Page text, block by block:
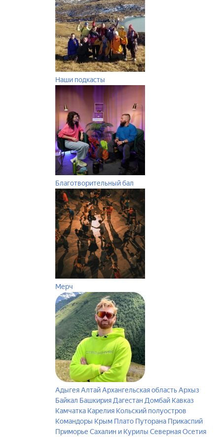
Наши подкасты
Благотворительный бал
Мерч
АдыгеяАлтайАрхангельская областьАрхыз
Байкал Башкирия Дагестан Домбай Кавказ
Камчатка Карелия Кольский полуостров
Командоры Крым Плато Путорана Прикаспий
Приморье Сахалин и Курилы Северная Осетия